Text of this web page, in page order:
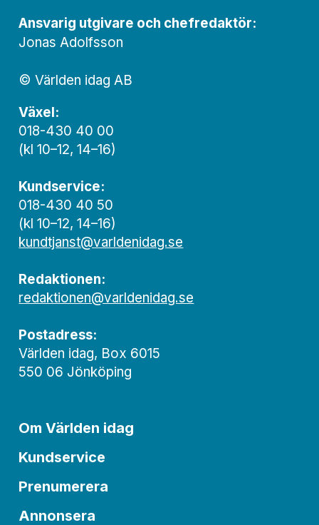
Ansvarig utgivare och chef­redaktör:
Jonas Adolfsson
© Världen idag AB
Växel:
018-430 40 00
(kl 10–12, 14–16)
Kundservice:
018-430 40 50
(kl 10–12, 14–16)
kundtjanst@varldenidag.se
Redaktionen:
redaktionen@varldenidag.se
Postadress:
Världen idag, Box 6015
550 06 Jönköping
Om Världen idag
Kundservice
Prenumerera
Annonsera